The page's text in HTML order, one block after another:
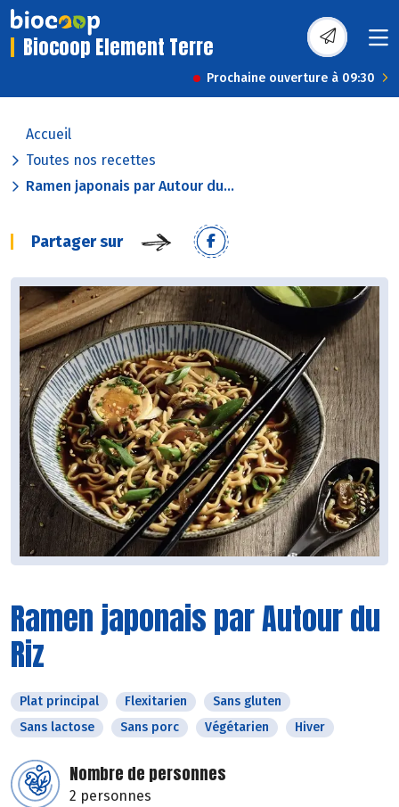
Biocoop Element Terre
Prochaine ouverture à 09:30
Accueil
Toutes nos recettes
Ramen japonais par Autour du...
Partager sur
Ramen japonais par Autour du
Riz
Plat principal Flexitarien
Sans gluten
Sans lactose
Sans porc Végétarien Hiver
Nombre de personnes
2 personnes